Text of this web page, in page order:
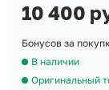
10 400
Бонусов за
В наличии
Оригинальный